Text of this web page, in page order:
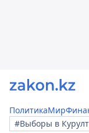
ПолитикаМир
#Выборы в